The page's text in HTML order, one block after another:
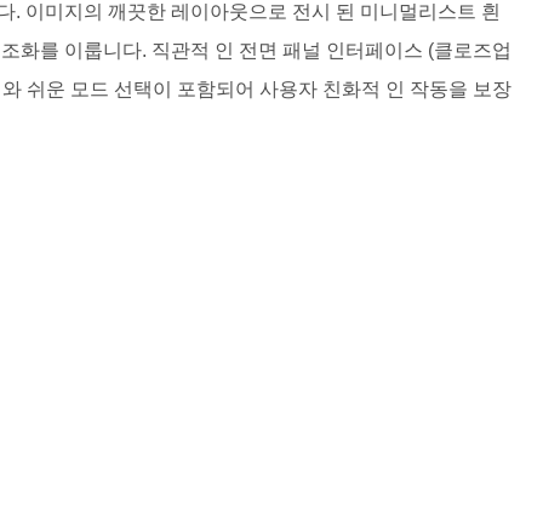
. 이미지의 깨끗한 레이아웃으로 전시 된 미니멀리스트 흰
화를 이룹니다. 직관적 인 전면 패널 인터페이스 (클로즈업
쉬운 모드 선택이 포함되어 사용자 친화적 인 작동을 보장